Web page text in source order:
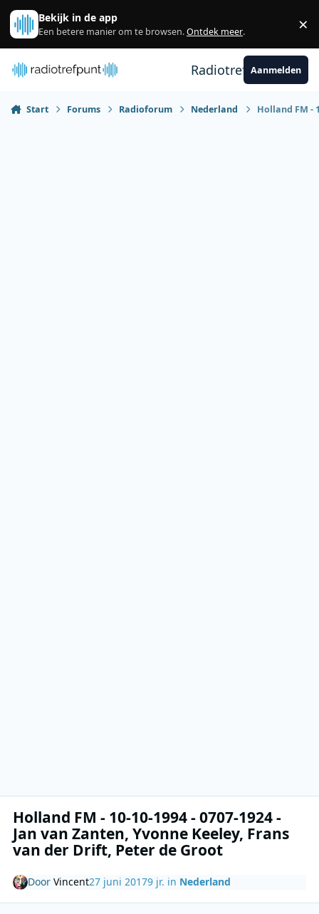
Spring naar bijdragen
Bekijk in de app
Een betere manier om te browsen.Ontdek meer. ×
RadiotrefpuntAanmelden
Start Forums Radioforum Nederland Holland FM -
Holland FM - 10-10-1994 - 0707-1924 -
Jan van Zanten, Yvonne Keeley, Frans
van der Drift, Peter de Groot
DoorVincent27 juni 20179 jr. in Nederland